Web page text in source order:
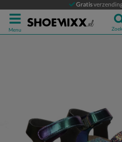
Gratis
Menu
Nelson Kids
Sandalen